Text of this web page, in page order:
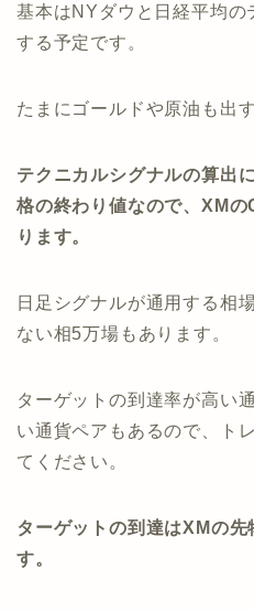
基本はNYダウと日経平均の
する予定です。
たまにゴールドや原油も出
テクニカルシグナルの算出
格の終わり値なので、XM
ります。
日足シグナルが通用する相
ない相5万場もあります。
ターゲットの到達率が高い
い通貨ペアもあるので、ト
てください。
ターゲットの到達はXMの
す。